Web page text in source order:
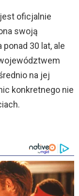
oficjalnie
swoją
30 lat, ale
na jej
konkretnego nie